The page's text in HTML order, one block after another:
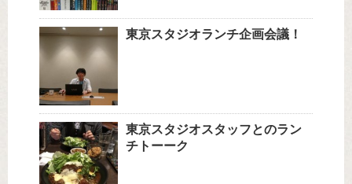
東京スタジオランチ企画会議！
東京スタジオスタッフとのラン
チトーーク